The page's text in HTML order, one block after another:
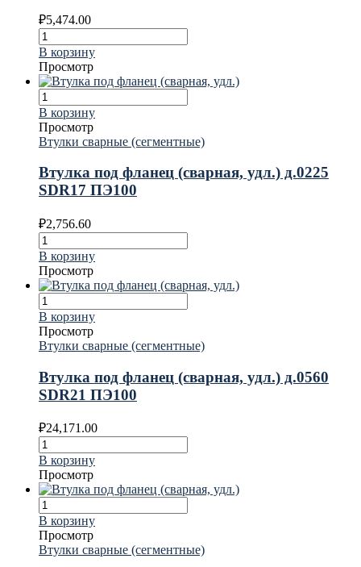
₽5,474.00
В корзину
Просмотр
В корзину
Просмотр
Втулки сварные (сегментные)
Втулка под фланец (сварная, удл.) д.0225
SDR17 ПЭ100
₽2,756.60
В корзину
Просмотр
В корзину
Просмотр
Втулки сварные (сегментные)
Втулка под фланец (сварная, удл.) д.0560
SDR21 ПЭ100
₽24,171.00
В корзину
Просмотр
В корзину
Просмотр
Втулки сварные (сегментные)